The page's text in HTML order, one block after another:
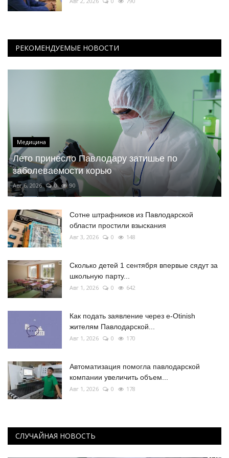
РЕКОМЕНДУЕМЫЕ НОВОСТИ
Медицина
Лето принесло Павлодару затишье по
заболеваемости корью
Авг 6, 2026 0 90
Сотне штрафников из Павлодарской
области простили взыскания
Авг 3, 2026 0 148
Сколько детей 1 сентября впервые сядут за
школьную парту...
Авг 1, 2026 0 642
Как подать заявление через e-Otinish
жителям Павлодарской...
Авг 1, 2026 0 170
Автоматизация помогла павлодарской
компании увеличить объем...
Авг 1, 2026 0 178
СЛУЧАЙНАЯ НОВОСТЬ